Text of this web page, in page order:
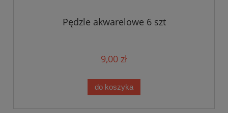
Pędzle akwarelowe 6 szt
9,00 zł
do koszyka